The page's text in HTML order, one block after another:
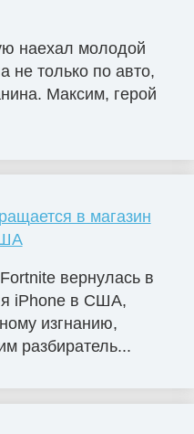
наехал молодой
не только по авто,
Максим, герой
в магазин
вернулась в
iPhone в США,
изгнанию,
разбиратель...